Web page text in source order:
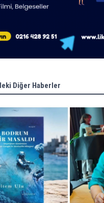
Diğer Haberler